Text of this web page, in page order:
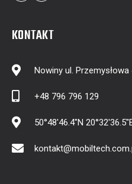
KONTAKT
Nowiny ul. Przemysłowa
+48 796 796 129
50°48'46.4"N